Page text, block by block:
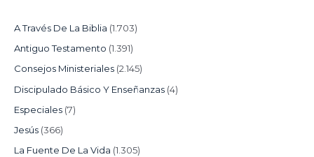
A Través De La Biblia (1.703)
Antiguo Testamento (1.391)
Consejos Ministeriales (2.145)
Discipulado Básico Y Enseñanzas (4)
Especiales (7)
Jesús (366)
La Fuente De La Vida (1.305)